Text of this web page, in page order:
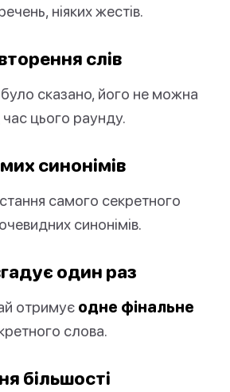
ніяких жестів.
слів
сказано, його не можна
цього раунду.
синонімів
самого секретного
синонімів.
один раз
отримує одне фінальне
слова.
більшості